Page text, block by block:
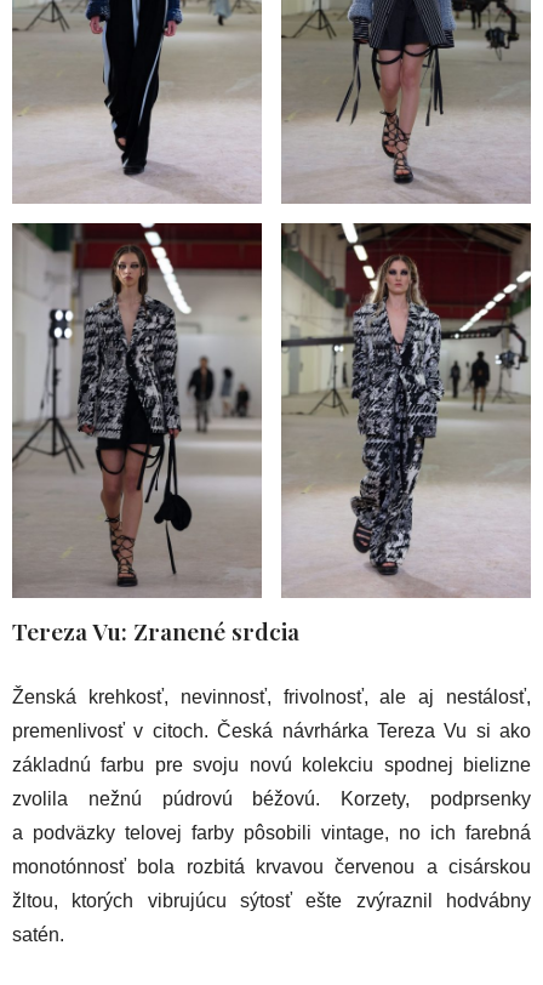
Tereza Vu: Zranené srdcia
Ženská krehkosť, nevinnosť, frivolnosť, ale aj nestálosť,
premenlivosť v citoch. Česká návrhárka Tereza Vu si ako
základnú farbu pre svoju novú kolekciu spodnej bielizne
zvolila nežnú púdrovú béžovú. Korzety, podprsenky
a podväzky telovej farby pôsobili vintage, no ich farebná
monotónnosť bola rozbitá krvavou červenou a cisárskou
žltou, ktorých vibrujúcu sýtosť ešte zvýraznil hodvábny
satén.